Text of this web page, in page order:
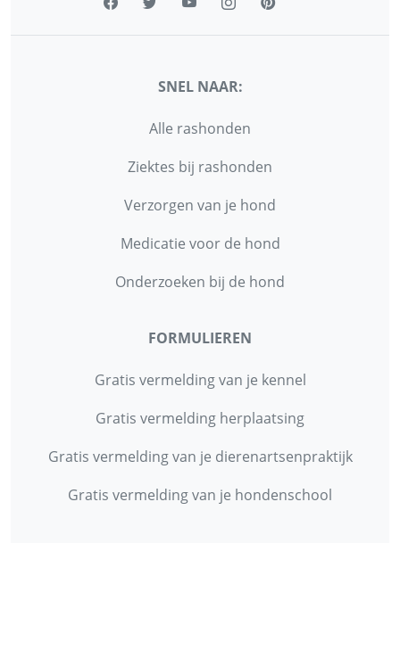
SNEL NAAR:
Alle rashonden
Ziektes bij rashonden
Verzorgen van je hond
Medicatie voor de hond
Onderzoeken bij de hond
FORMULIEREN
Gratis vermelding van je kennel
Gratis vermelding herplaatsing
Gratis vermelding van je dierenartsenpraktijk
Gratis vermelding van je hondenschool